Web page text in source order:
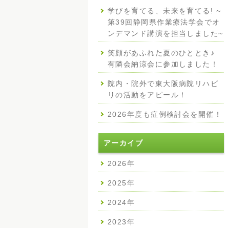
学びを育てる、未来を育てる! ~
第39回静岡県作業療法学会でオ
ンデマンド講演を担当しました~
笑顔があふれた夏のひととき♪
有隣会納涼会に参加しました！
院内・院外で東大阪病院リハビ
リの活動をアピール！
2026年度も症例検討会を開催！
アーカイブ
2026年
2025年
2024年
2023年